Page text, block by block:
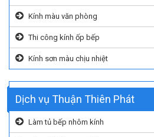
Kính màu văn phòng
Thi công kính ốp bếp
Kính sơn màu chịu nhiệt
Dịch vụ Thuận Thiên Phát
Làm tủ bếp nhôm kính